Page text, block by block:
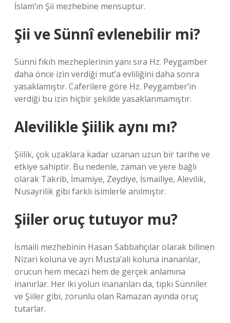
İslam’ın Şii mezhebine mensuptur.
Şii ve Sünnî evlenebilir mi?
Sünni fıkıh mezheplerinin yanı sıra Hz. Peygamber
daha önce izin verdiği mut’a evliliğini daha sonra
yasaklamıştır. Caferilere göre Hz. Peygamber’in
verdiği bu izin hiçbir şekilde yasaklanmamıştır.
Alevilikle Şiilik aynı mı?
Şiilik, çok uzaklara kadar uzanan uzun bir tarihe ve
etkiye sahiptir. Bu nedenle, zaman ve yere bağlı
olarak Takrib, İmamiye, Zeydiye, İsmailiye, Alevilik,
Nusayrilik gibi farklı isimlerle anılmıştır.
Şiiler oruç tutuyor mu?
İsmaili mezhebinin Hasan Sabbahçılar olarak bilinen
Nizari koluna ve ayrı Musta’ali koluna inananlar,
orucun hem mecazi hem de gerçek anlamına
inanırlar. Her iki yolun inananları da, tıpkı Sünniler
ve Şiiler gibi, zorunlu olan Ramazan ayında oruç
tutarlar.